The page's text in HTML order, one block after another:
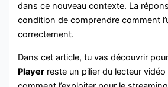
dans ce nouveau contexte. La
condition de comprendre comment
correctement.
Dans cet article, tu vas découvrir
Player reste un pilier du lecteur